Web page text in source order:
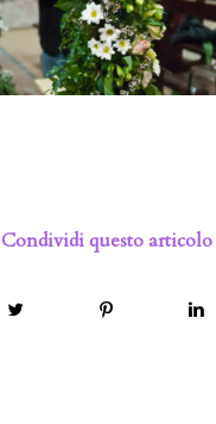
Condividi questo articolo